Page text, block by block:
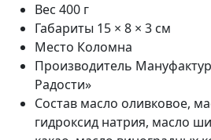
Вес 400 г
Габариты 15 × 8 × 3 см
Место Коломна
Производитель
Радости»
Состав масло оливковое,
гидроксид натрия, масло